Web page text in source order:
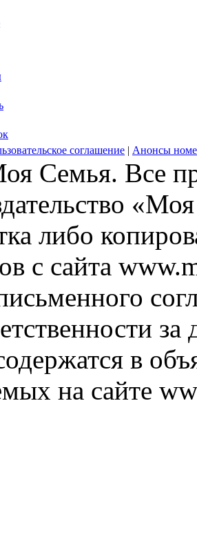
соглашение | Анонсы
Семья. Все
либо
с сайта
в
на сайте